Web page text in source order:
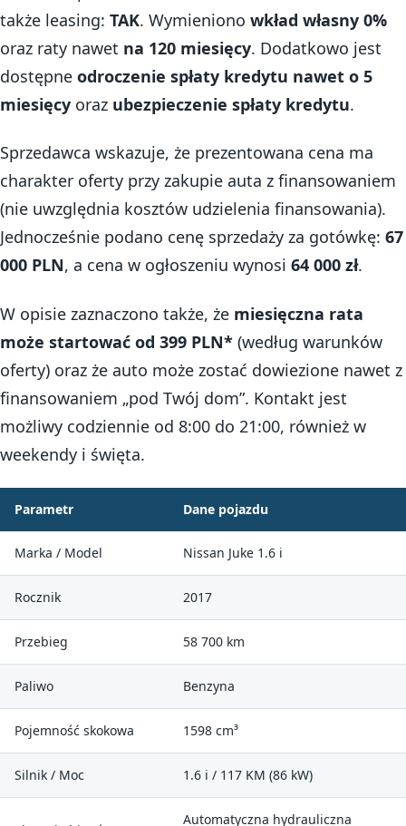
także leasing: TAK. Wymieniono wkład własny 0%
oraz raty nawet na 120 miesięcy. Dodatkowo jest
dostępne odroczenie spłaty kredytu nawet o 5
miesięcy oraz ubezpieczenie spłaty kredytu.
Sprzedawca wskazuje, że prezentowana cena ma
charakter oferty przy zakupie auta z finansowaniem
(nie uwzględnia kosztów udzielenia finansowania).
Jednocześnie podano cenę sprzedaży za gotówkę: 67
000 PLN, a cena w ogłoszeniu wynosi 64 000 zł.
W opisie zaznaczono także, że miesięczna rata
może startować od 399 PLN* (według warunków
oferty) oraz że auto może zostać dowiezione nawet z
finansowaniem „pod Twój dom”. Kontakt jest
możliwy codziennie od 8:00 do 21:00, również w
weekendy i święta.
Parametr Dane pojazdu
Marka / Model Nissan Juke 1.6 i
Rocznik 2017
Przebieg 58 700 km
Paliwo Benzyna
Pojemność skokowa 1598 cm³
Silnik / Moc 1.6 i / 117 KM (86 kW)
Automatyczna hydrauliczna